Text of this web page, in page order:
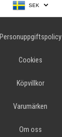
SEK
Personuppgiftspolicy
Cookies
Köpvillkor
Varumärken
Om oss